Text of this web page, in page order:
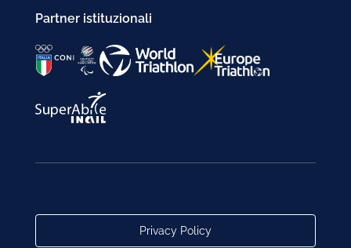
Partner istituzionali
Privacy Policy